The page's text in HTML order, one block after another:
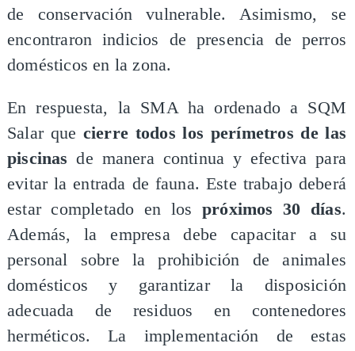
de conservación vulnerable. Asimismo, se
encontraron indicios de presencia de perros
domésticos en la zona.
En respuesta, la SMA ha ordenado a SQM
Salar que cierre todos los perímetros de las
piscinas de manera continua y efectiva para
evitar la entrada de fauna. Este trabajo deberá
estar completado en lospróximos 30 días.
Además, la empresa debe capacitar a su
personal sobre la prohibición de animales
domésticos y garantizar la disposición
adecuada de residuos en contenedores
herméticos. La implementación de estas